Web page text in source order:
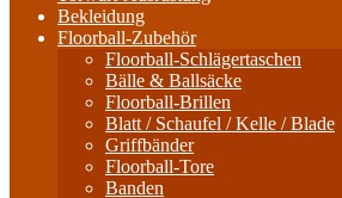
Bekleidung
Floorball-Zubehör
Floorball-Schlägertaschen
Bälle & Ballsäcke
Floorball-Brillen
Blatt / Schaufel / Kelle / Blade
Griffbänder
Floorball-Tore
Banden